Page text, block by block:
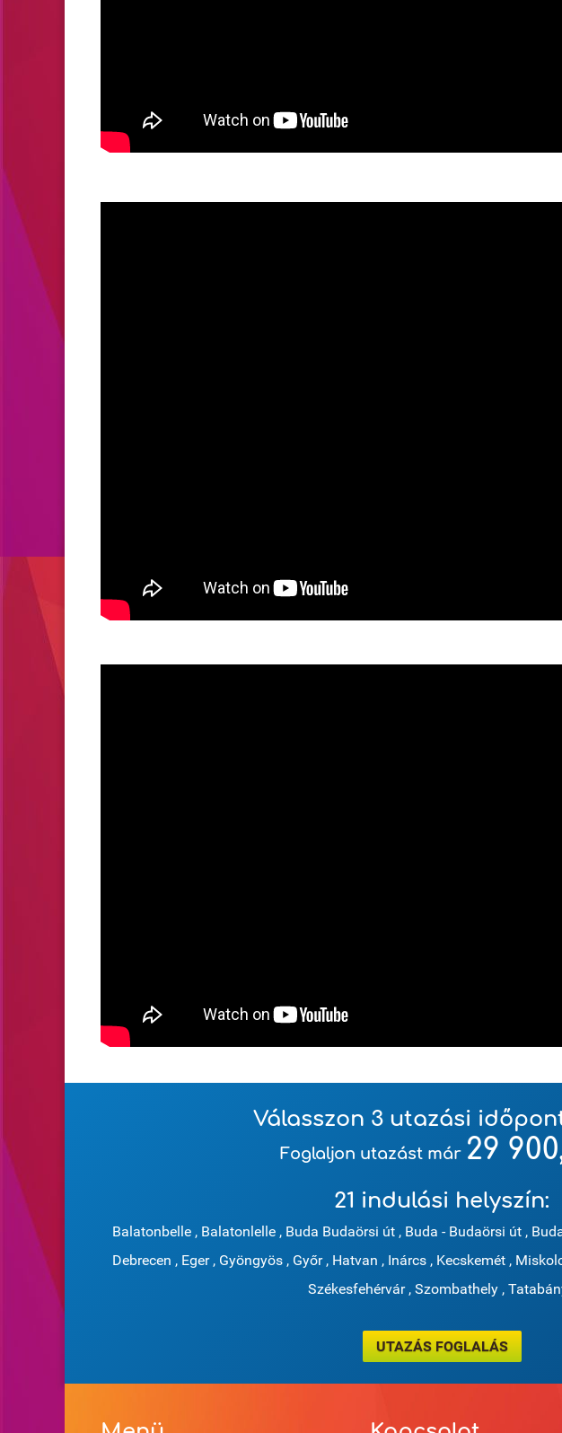
Válasszon 3 utazási
Foglaljon utazást már 29
21 indulási helyszín:
Balatonbelle ,Balatonlelle ,Buda Budaörsi út ,Buda - Budaörsi út ,
Debrecen , Eger , Gyöngyös , Győr , Hatvan , Inárcs , Kecskemét ,
Székesfehérvár ,Szombathely ,
UTAZÁS FOGLALÁS